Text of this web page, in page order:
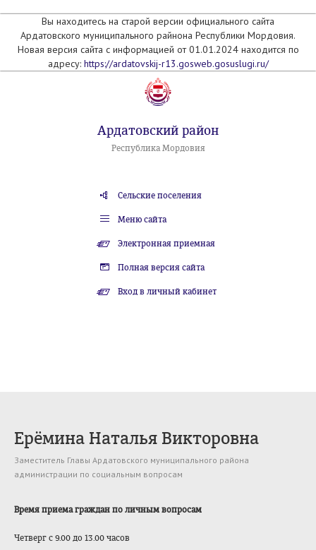
Вы находитесь на старой версии официального сайта
Ардатовского муниципального райнона Республики Мордовия.
Новая версия сайта с информацией от 01.01.2024 находится по
адресу: https://ardatovskij-r13.gosweb.gosuslugi.ru/
Ардатовский район
Республика Мордовия
Сельские поселения
Меню сайта
Электронная приемная
Полная версия сайта
Вход в личный кабинет
Ерёмина Наталья Викторовна
Заместитель Главы Ардатовского муниципального района
администрации по социальным вопросам
Время приема граждан по личным вопросам
Четверг с 9.00 до 13.00 часов